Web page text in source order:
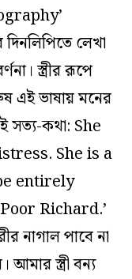
লেখা
স্ত্রীর রূপে
এই ভাষায় মনের
সত্য-কথা: She
She is a
entirely
Richard.’
নাগাল পাবে না
স্ত্রী বন্য